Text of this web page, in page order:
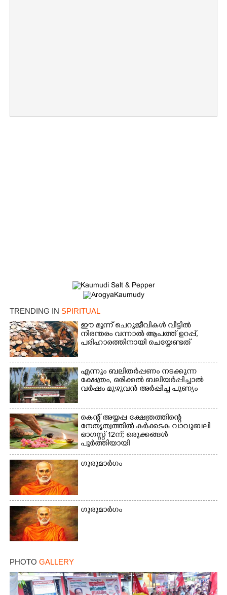
TRENDING IN SPIRITUAL
ഈ മൂന്ന് ചെറുജീവികൾ വീട്ടിൽ
നിരന്തരം വന്നാൽ ആപത്ത് ഉറപ്പ്,​
പരിഹാരത്തിനായി ചെയ്യേണ്ടത്
എന്നും ബലിതർപ്പണം നടക്കുന്ന
ക്ഷേത്രം,​ ഒരിക്കൽ ബലിയർപ്പിച്ചാൽ
വർഷം മുഴുവൻ അർപ്പിച്ച പുണ്യം
കെന്റ് അയ്യപ്പ ക്ഷേത്രത്തിന്റെ
നേതൃത്വത്തിൽ കർക്കടക വാവുബലി
ഓഗസ്റ്റ് 12ന്; ഒരുക്കങ്ങൾ
പൂർത്തിയായി
ഗുരുമാർഗം
ഗുരുമാർഗം
PHOTO GALLERY